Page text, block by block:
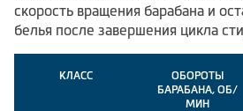
скорость вращения барабана и
белья после завершения цикла
КЛАСС
ОБОРОТЫ
БАРАБАНА, ОБ/
МИН